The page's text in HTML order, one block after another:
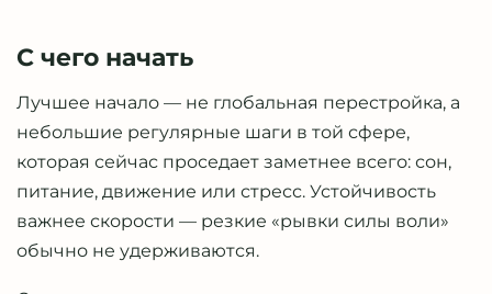
С чего начать
Лучшее начало — не глобальная перестройка, а
небольшие регулярные шаги в той сфере,
которая сейчас проседает заметнее всего: сон,
питание, движение или стресс. Устойчивость
важнее скорости — резкие «рывки силы воли»
обычно не удерживаются.